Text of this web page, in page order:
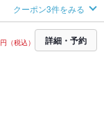
クーポン3件をみる
円（税込） 詳細・予約